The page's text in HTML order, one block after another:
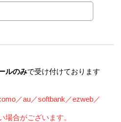
ルのみで受け付けております
／au／softbank／ezweb／
場合がございます。